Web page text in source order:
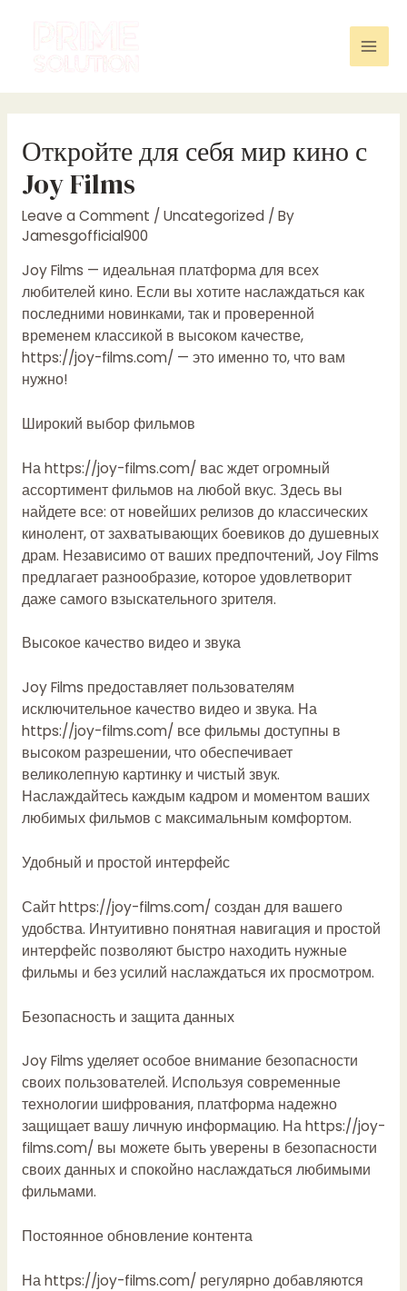
Откройте для себя мир кино с
Joy Films
Leave a Comment / Uncategorized/ By
Jamesgofficial900
Joy Films — идеальная платформа для всех
любителей кино. Если вы хотите наслаждаться как
последними новинками, так и проверенной
временем классикой в высоком качестве,
https://joy-films.com/ — это именно то, что вам
нужно!
Широкий выбор фильмов
Наhttps://joy-films.com/ вас ждет огромный
ассортимент фильмов на любой вкус. Здесь вы
найдете все: от новейших релизов до классических
кинолент, от захватывающих боевиков до душевных
драм. Независимо от ваших предпочтений, Joy Films
предлагает разнообразие, которое удовлетворит
даже самого взыскательного зрителя.
Высокое качество видео и звука
Joy Films предоставляет пользователям
исключительное качество видео и звука. На
https://joy-films.com/ все фильмы доступны в
высоком разрешении, что обеспечивает
великолепную картинку и чистый звук.
Наслаждайтесь каждым кадром и моментом ваших
любимых фильмов с максимальным комфортом.
Удобный и простой интерфейс
Сайтhttps://joy-films.com/ создан для вашего
удобства. Интуитивно понятная навигация и простой
интерфейс позволяют быстро находить нужные
фильмы и без усилий наслаждаться их просмотром.
Безопасность и защита данных
Joy Films уделяет особое внимание безопасности
своих пользователей. Используя современные
технологии шифрования, платформа надежно
защищает вашу личную информацию. Наhttps://joy-
films.com/ вы можете быть уверены в безопасности
своих данных и спокойно наслаждаться любимыми
фильмами.
Постоянное обновление контента
Наhttps://joy-films.com/ регулярно добавляются